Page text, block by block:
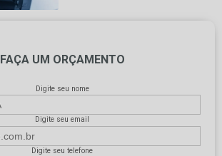
FAÇA UM ORÇAMENTO
Digite seu nome
Digite seu email
Digite seu telefone